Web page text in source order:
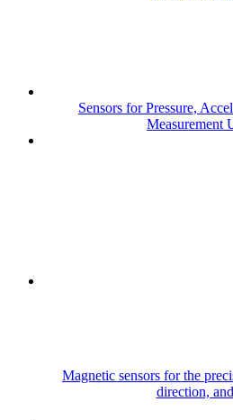
Sensors for Pressure,
Measurement
Magnetic sensors for the
direction,